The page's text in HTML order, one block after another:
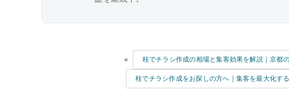
« 桂でチラシ作成の相場と集客効果を解説｜京都
桂でチラシ作成をお探しの方へ｜集客を最大化す